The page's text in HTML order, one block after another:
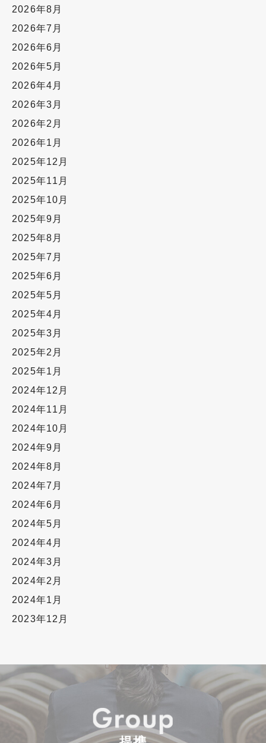
2026年8月
2026年7月
2026年6月
2026年5月
2026年4月
2026年3月
2026年2月
2026年1月
2025年12月
2025年11月
2025年10月
2025年9月
2025年8月
2025年7月
2025年6月
2025年5月
2025年4月
2025年3月
2025年2月
2025年1月
2024年12月
2024年11月
2024年10月
2024年9月
2024年8月
2024年7月
2024年6月
2024年5月
2024年4月
2024年3月
2024年2月
2024年1月
2023年12月